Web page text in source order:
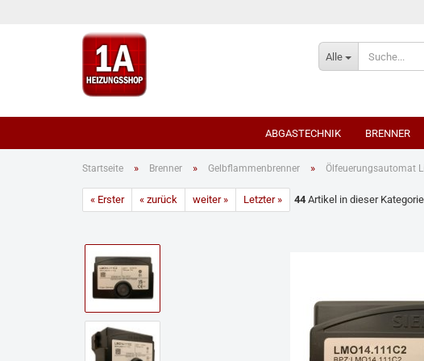
Alle
ABGASTECHNIK
Für Öl-/Gas Brennwertkessel
BRENNER
Startseite » Brenner » Gelbflammenbrenner » Ölfeuerungsautomat
« Erster « zurück weiter » Letzter » 44 Artikel in dieser Kategorie